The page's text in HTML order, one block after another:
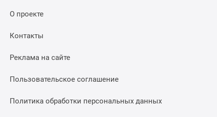
О проекте
Контакты
Реклама на сайте
Пользовательское соглашение
Политика обработки персональных данных